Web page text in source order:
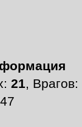
21, Врагов: